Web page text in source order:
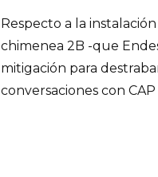
Respecto a la
chimenea 2B -que
mitigación para
conversaciones con